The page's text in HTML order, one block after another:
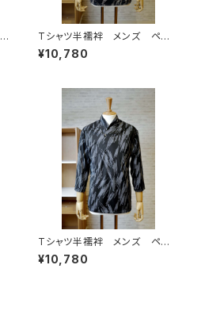
Tシャツ半襦袢 メンズ ペイ
ント柄 ネイビー
¥10,780
Tシャツ半襦袢 メンズ ペイ
ント柄 グレー
¥10,780